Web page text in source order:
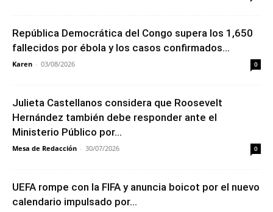
República Democrática del Congo supera los 1,650
fallecidos por ébola y los casos confirmados...
Karen - 03/08/2026 0
Julieta Castellanos considera que Roosevelt
Hernández también debe responder ante el
Ministerio Público por...
Mesa de Redacción - 30/07/2026 0
UEFA rompe con la FIFA y anuncia boicot por el nuevo
calendario impulsado por...